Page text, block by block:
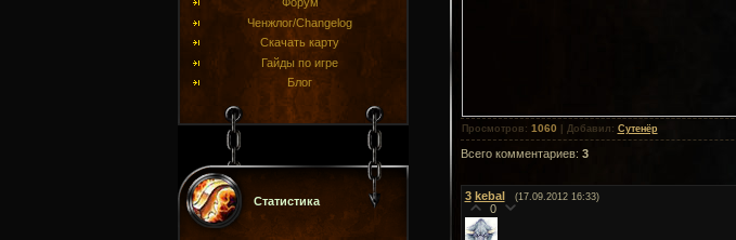
Ченжлог/Changelog
Скачать карту
Гайды по игре
Блог
Статистика
Просмотров : 1060 Добавил : Сутенёр
Всего комментариев: 3
3 kebal (17.09.2012 16:33)
0